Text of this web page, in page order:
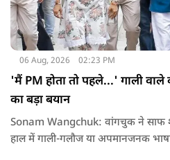
06 Aug, 2026 02:23 PM
'मैं PM होता तो पहले...' गाली वाले
का बड़ा बयान
Sonam Wangchuk: वांगचुक ने साफ
हाल में गाली-गलौज या अपमानजनक